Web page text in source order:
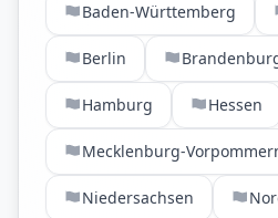
Baden-Württemberg
Berlin
Hamburg Hessen
Mecklenburg-
Niedersachsen